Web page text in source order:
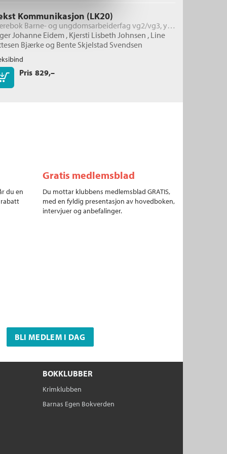
Kommunikasjon (LK20)
Lærebok Barne- og ungdomsarbeiderfag vg2/vg3, yrkesfag
Johanne Eidem , Kjersti Lisbeth Johnsen , Line
Bjærkeog Bente Skjelstad Svendsen
Pris 829,–
Kjøp
du en
Gratis medlemsblad
Du mottar klubbens medlemsblad GRATIS,
med en fyldig presentasjon av hovedboken,
intervjuer og anbefalinger.
BLI MEDLEM I DAG
BOKKLUBBER
Krimklubben
Barnas Egen Bokverden